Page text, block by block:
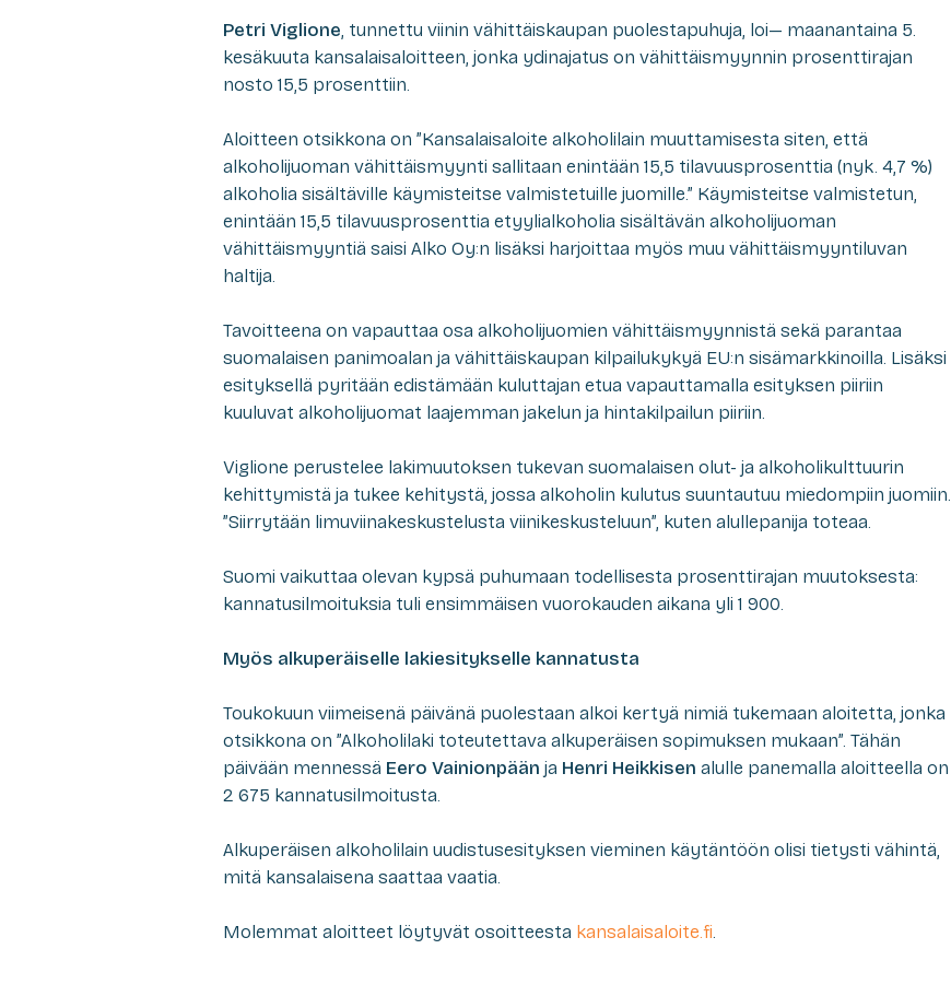
Petri Viglione, tunnettu viinin vähittäiskaupan puolestapuhuja, loi— maanantaina 5.
kesäkuuta kansalaisaloitteen, jonka ydinajatus on vähittäismyynnin prosenttirajan
nosto 15,5 prosenttiin.
Aloitteen otsikkona on ”Kansalaisaloite alkoholilain muuttamisesta siten, että
alkoholijuoman vähittäismyynti sallitaan enintään 15,5 tilavuusprosenttia (nyk. 4,7 %)
alkoholia sisältäville käymisteitse valmistetuille juomille.” Käymisteitse valmistetun,
enintään 15,5 tilavuusprosenttia etyylialkoholia sisältävän alkoholijuoman
vähittäismyyntiä saisi Alko Oy:n lisäksi harjoittaa myös muu vähittäismyyntiluvan
haltija.
Tavoitteena on vapauttaa osa alkoholijuomien vähittäismyynnistä sekä parantaa
suomalaisen panimoalan ja vähittäiskaupan kilpailukykyä EU:n sisämarkkinoilla. Lisäksi
esityksellä pyritään edistämään kuluttajan etua vapauttamalla esityksen piiriin
kuuluvat alkoholijuomat laajemman jakelun ja hintakilpailun piiriin.
Viglione perustelee lakimuutoksen tukevan suomalaisen olut- ja alkoholikulttuurin
kehittymistä ja tukee kehitystä, jossa alkoholin kulutus suuntautuu miedompiin juomiin.
”Siirrytään limuviinakeskustelusta viinikeskusteluun”, kuten alullepanija toteaa.
Suomi vaikuttaa olevan kypsä puhumaan todellisesta prosenttirajan muutoksesta:
kannatusilmoituksia tuli ensimmäisen vuorokauden aikana yli 1 900.
Myös alkuperäiselle lakiesitykselle kannatusta
Toukokuun viimeisenä päivänä puolestaan alkoi kertyä nimiä tukemaan aloitetta, jonka
otsikkona on ”Alkoholilaki toteutettava alkuperäisen sopimuksen mukaan”. Tähän
päivään mennessä Eero Vainionpään ja Henri Heikkisen alulle panemalla aloitteella on
2 675 kannatusilmoitusta.
Alkuperäisen alkoholilain uudistusesityksen vieminen käytäntöön olisi tietysti vähintä,
mitä kansalaisena saattaa vaatia.
Molemmat aloitteet löytyvät osoitteesta kansalaisaloite.fi.